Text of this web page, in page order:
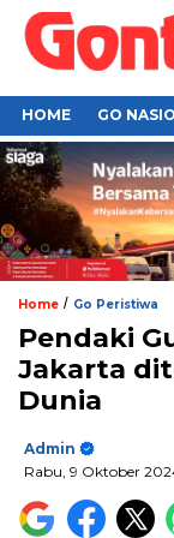
HOME GO
Home / Go Peristiwa
Pendaki
Jakarta
Dunia
Admin
Rabu, 9 Oktober